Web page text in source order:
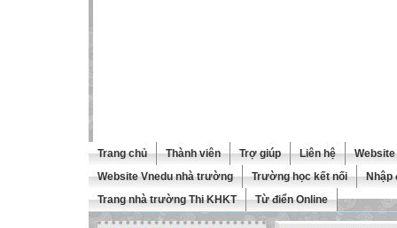
Trang chủ Thành viên Trợ giúp Liên hệ
Website Vnedu nhà trường
Trường học kết nối
Nhập
Trang nhà trường Thi KHKT
Từ điển Online